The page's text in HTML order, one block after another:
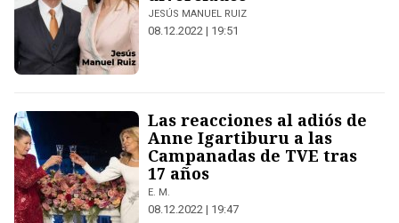
JESÚS MANUEL RUIZ
08.12.2022 | 19:51
Las reacciones al adiós de
Anne Igartiburu a las
Campanadas de TVE tras
17 años
E. M.
08.12.2022 | 19:47